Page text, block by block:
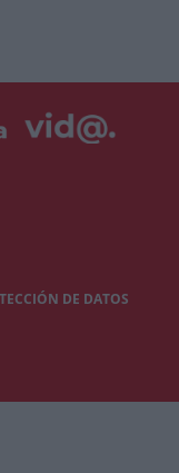
DE DATOS